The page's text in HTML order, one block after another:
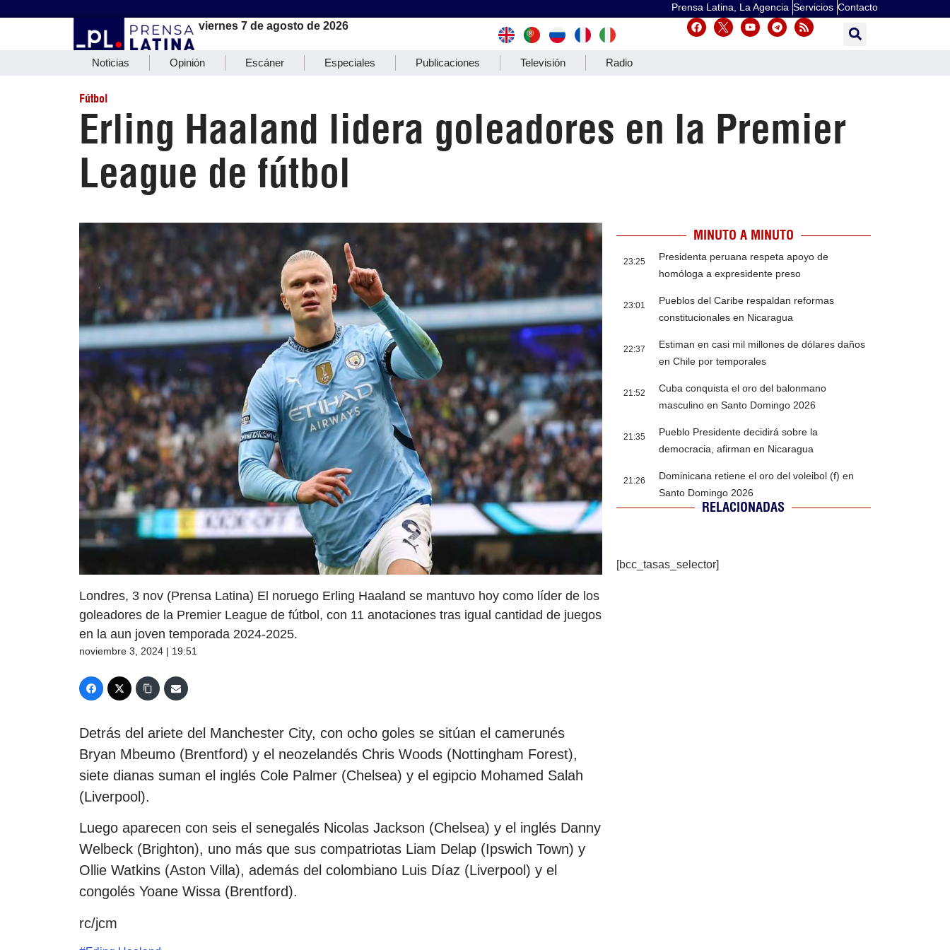
Prensa Latina, La Agencia Servicios Contacto
viernes 7 de agosto de 2026
Noticias Opinión Escáner Especiales Publicaciones Televisión Radio
Fútbol
Erling Haaland lidera goleadores en la Premier
League de fútbol
Londres, 3 nov (Prensa Latina) El noruego Erling Haaland se mantuvo hoy como líder de los
goleadores de la Premier League de fútbol, con 11 anotaciones tras igual cantidad de juegos
en la aun joven temporada 2024-2025.
noviembre 3, 2024 | 19:51
Detrás del ariete del Manchester City, con ocho goles se sitúan el camerunés
Bryan Mbeumo (Brentford) y el neozelandés Chris Woods (Nottingham Forest),
siete dianas suman el inglés Cole Palmer (Chelsea) y el egipcio Mohamed Salah
(Liverpool).
Luego aparecen con seis el senegalés Nicolas Jackson (Chelsea) y el inglés Danny
Welbeck (Brighton), uno más que sus compatriotas Liam Delap (Ipswich Town) y
Ollie Watkins (Aston Villa), además del colombiano Luis Díaz (Liverpool) y el
congolés Yoane Wissa (Brentford).
rc/jcm
MINUTO A MINUTO
23:25
Presidenta peruana respeta apoyo de
homóloga a expresidente preso
23:01
Pueblos del Caribe respaldan reformas
constitucionales en Nicaragua
22:37
Estiman en casi mil millones de dólares daños
en Chile por temporales
21:52
Cuba conquista el oro del balonmano
masculino en Santo Domingo 2026
21:35
Pueblo Presidente decidirá sobre la
democracia, afirman en Nicaragua
21:26
Dominicana retiene el oro del voleibol (f) en
Santo Domingo 2026
RELACIONADAS
[bcc_tasas_selector]